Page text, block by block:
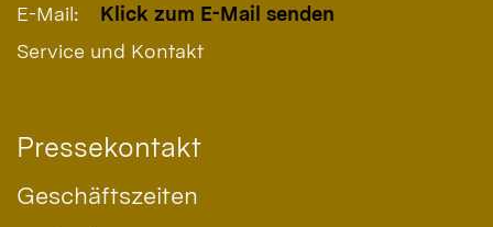
E-Mail:
Klick zum E-Mail senden
Service und Kontakt
Pressekontakt
Geschäftszeiten